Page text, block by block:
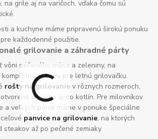
na grile aj na varičoch, vďaka čomu sú
a kuchyne máme pripravenú širokú ponuku
pre každodenné použitie.
grilovanie a záhradné párty
pečeného mäsa a zeleniny, na
výbavu pre letnú grilovačku.
rošty na grilovanie v rôznych rozmeroch,
ohnisko aj do kotlín. Pre milovníkov
a veľkých porcií máme v ponuke špeciálne
panvice na grilovanie, na ktorých
až po pečené zemiaky.